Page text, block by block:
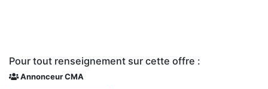
Pour tout renseignement sur cette offre :
Annonceur CMA